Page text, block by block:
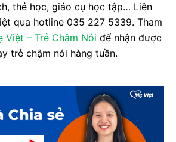
thẻ học, giáo cụ học tập… Liên
qua hotline 035 227 5339. Tham
Việt – Trẻ Chậm Nói để nhận được
trẻ chậm nói hàng tuần.